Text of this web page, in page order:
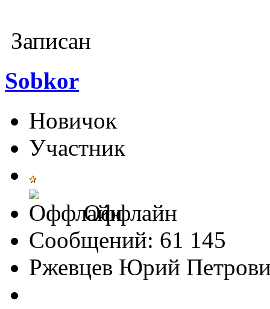
Записан
Sobkor
Новичок
Участник
Оффлайн
Сообщений: 61 145
Ржевцев Юрий